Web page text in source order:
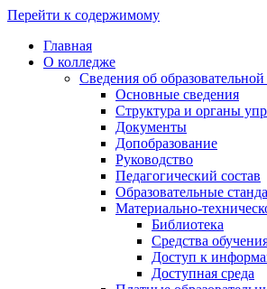
Перейти к содержимому
Главная
О колледже
Сведения об
Основные сведения
Структура и органы
Документы
Допобразование
Руководство
Педагогический состав
Образовательные
Материально-
Библиотека
Средства
Доступ к
Доступная среда